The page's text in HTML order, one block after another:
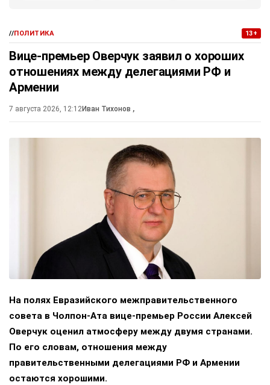
//ПОЛИТИКА 13+
Вице-премьер Оверчук заявил о хороших
отношениях между делегациями РФ и
Армении
7 августа 2026, 12:12Иван Тихонов ,
На полях Евразийского межправительственного
совета в Чолпон-Ата вице-премьер России Алексей
Оверчук оценил атмосферу между двумя странами.
По его словам, отношения между
правительственными делегациями РФ и Армении
остаются хорошими.